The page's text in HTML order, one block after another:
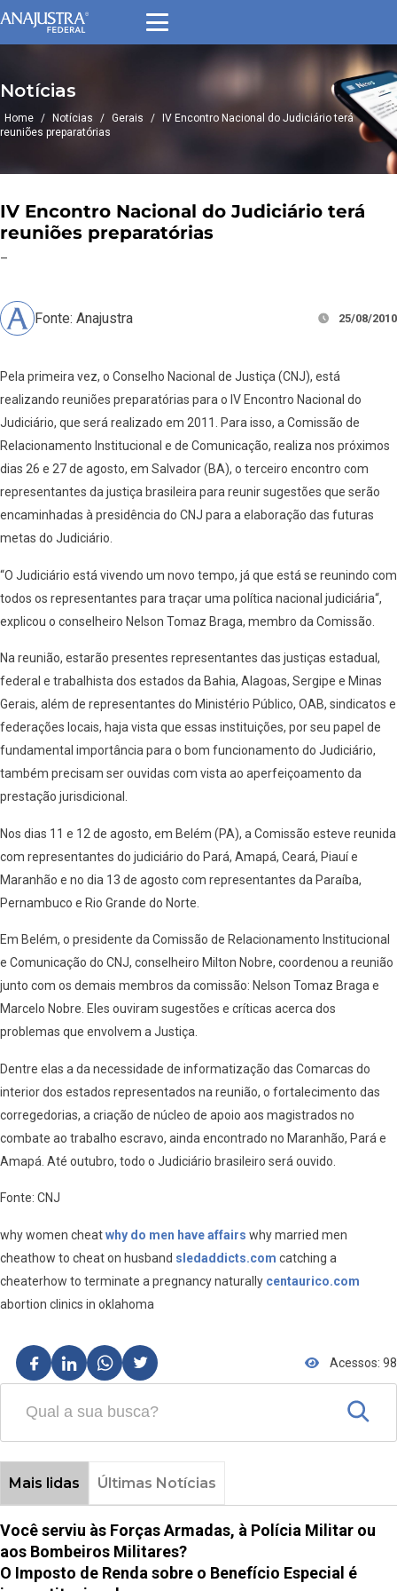
Notícias
Home / Notícias / Gerais /
IV Encontro Nacional do Judiciário terá
reuniões preparatórias
IV Encontro Nacional do Judiciário terá
reuniões preparatórias
–
Fonte: Anajustra 25/08/2010
Pela primeira vez, o Conselho Nacional de Justiça (CNJ), está
realizando reuniões preparatórias para o IV Encontro Nacional do
Judiciário, que será realizado em 2011. Para isso, a Comissão de
Relacionamento Institucional e de Comunicação, realiza nos próximos
dias 26 e 27 de agosto, em Salvador (BA), o terceiro encontro com
representantes da justiça brasileira para reunir sugestões que serão
encaminhadas à presidência do CNJ para a elaboração das futuras
metas do Judiciário.
“O Judiciário está vivendo um novo tempo, já que está se reunindo com
todos os representantes para traçar uma política nacional judiciária“,
explicou o conselheiro Nelson Tomaz Braga, membro da Comissão.
Na reunião, estarão presentes representantes das justiças estadual,
federal e trabalhista dos estados da Bahia, Alagoas, Sergipe e Minas
Gerais, além de representantes do Ministério Público, OAB, sindicatos e
federações locais, haja vista que essas instituições, por seu papel de
fundamental importância para o bom funcionamento do Judiciário,
também precisam ser ouvidas com vista ao aperfeiçoamento da
prestação jurisdicional.
Nos dias 11 e 12 de agosto, em Belém (PA), a Comissão esteve reunida
com representantes do judiciário do Pará, Amapá, Ceará, Piauí e
Maranhão e no dia 13 de agosto com representantes da Paraíba,
Pernambuco e Rio Grande do Norte.
Em Belém, o presidente da Comissão de Relacionamento Institucional
e Comunicação do CNJ, conselheiro Milton Nobre, coordenou a reunião
junto com os demais membros da comissão: Nelson Tomaz Braga e
Marcelo Nobre. Eles ouviram sugestões e críticas acerca dos
problemas que envolvem a Justiça.
Dentre elas a da necessidade de informatização das Comarcas do
interior dos estados representados na reunião, o fortalecimento das
corregedorias, a criação de núcleo de apoio aos magistrados no
combate ao trabalho escravo, ainda encontrado no Maranhão, Pará e
Amapá. Até outubro, todo o Judiciário brasileiro será ouvido.
Fonte: CNJ
why women cheatwhy do men have affairs why married men
cheathow to cheat on husband sledaddicts.com catching a
cheaterhow to terminate a pregnancy naturally centaurico.com
abortion clinics in oklahoma
Acessos: 98
Mais lidas Últimas Notícias
Você serviu às Forças Armadas, à Polícia Militar ou
aos Bombeiros Militares?
O Imposto de Renda sobre o Benefício Especial é